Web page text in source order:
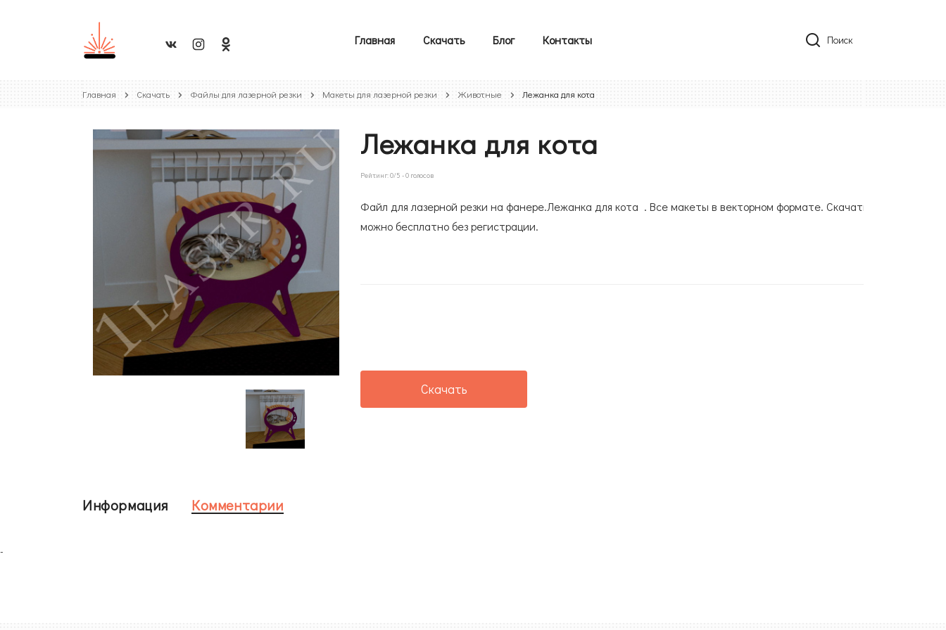
Главная Скачать Блог Контакты Поиск
Главная Скачать Файлы для лазерной резки Макеты для лазерной резки Животные Лежанка для кота
Лежанка для кота
Рейтинг:0/5 -0 голосов
Файл для лазерной резки на фанере.Лежанка для кота . Все макеты в векторном формате. Скачать
можно бесплатно без регистрации.
Скачать
Информация Комментарии
-